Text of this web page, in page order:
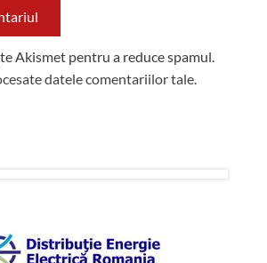
Akismet pentru a reduce spamul.
datele comentariilor tale.